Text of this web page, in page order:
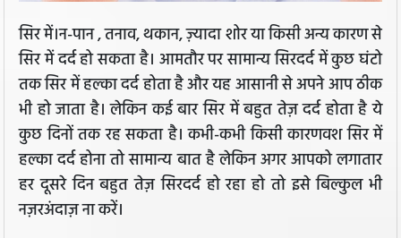
सिर में।न-पान , तनाव, थकान, ज़्यादा शोर या किसी अन्य कारण से
सिर में दर्द हो सकता है। आमतौर पर सामान्य सिरदर्द में कुछ घंटो
तक सिर में हल्का दर्द होता है और यह आसानी से अपने आप ठीक
भी हो जाता है। लेकिन कई बार सिर में बहुत तेज़ दर्द होता है ये
कुछ दिनों तक रह सकता है। कभी-कभी किसी कारणवश सिर में
हल्का दर्द होना तो सामान्य बात है लेकिन अगर आपको लगातार
हर दूसरे दिन बहुत तेज़ सिरदर्द हो रहा हो तो इसे बिल्कुल भी
नज़रअंदाज़ ना करें।